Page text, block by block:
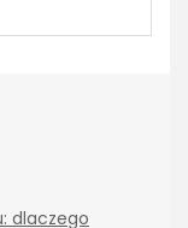
dlaczego